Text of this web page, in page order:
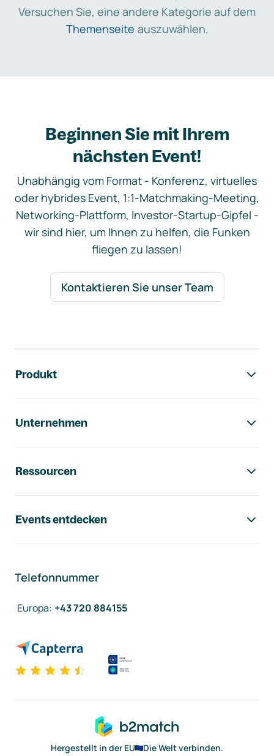
Versuchen Sie, eine andere Kategorie auf dem
Themenseite auszuwählen.
Beginnen Sie mit Ihrem
nächsten Event!
Unabhängig vom Format - Konferenz, virtuelles
oder hybrides Event, 1:1-Matchmaking-Meeting,
Networking-Plattform, Investor-Startup-Gipfel -
wir sind hier, um Ihnen zu helfen, die Funken
fliegen zu lassen!
Kontaktieren Sie unser Team
Produkt
Unternehmen
Ressourcen
Events entdecken
Telefonnummer
Europa: +43 720 884155
Hergestellt in der EU
Die Welt verbinden.